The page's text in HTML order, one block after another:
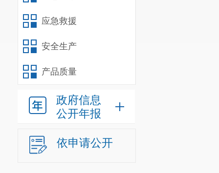
应急救援
安全生产
产品质量
政府信息
公开年报
依申请公开